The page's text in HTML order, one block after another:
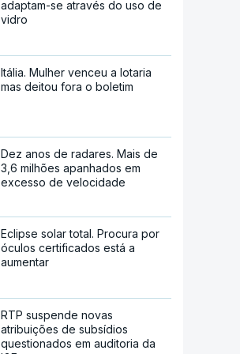
adaptam-se através do uso de
vidro
Itália. Mulher venceu a lotaria
mas deitou fora o boletim
Dez anos de radares. Mais de
3,6 milhões apanhados em
excesso de velocidade
Eclipse solar total. Procura por
óculos certificados está a
aumentar
RTP suspende novas
atribuições de subsídios
questionados em auditoria da